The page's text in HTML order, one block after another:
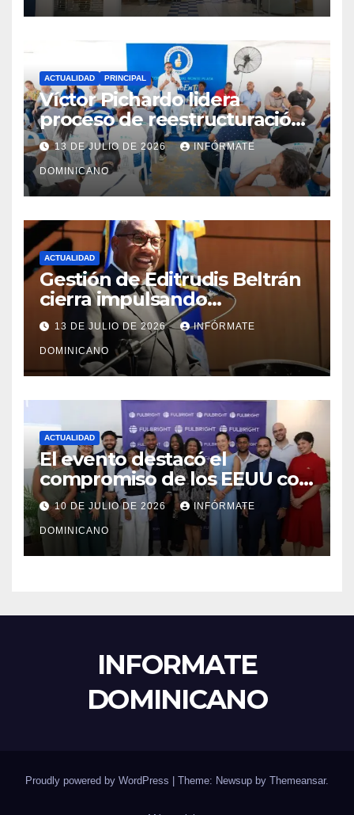
ACTUALIDAD PRINCIPAL
Víctor Pichardo lidera
proceso de reestructuración
y fortalecimiento del PRM en
Monte Plata
13 DE JULIO DE 2026 INFÓRMATE
DOMINICANO
ACTUALIDAD
Gestión de Editrudis Beltrán
cierra impulsando
modernización, expansión y
transformación institucional
13 DE JULIO DE 2026 INFÓRMATE
DOMINICANO
ACTUALIDAD
El evento destacó el
compromiso de los EEUU con
el liderazgo, la innovación y la
excelencia académica por
más de ocho décadas.
10 DE JULIO DE 2026 INFÓRMATE
DOMINICANO
INFORMATE
DOMINICANO
Proudly powered by WordPress Theme: Newsup by Themeansar.